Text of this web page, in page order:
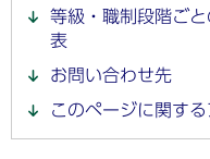
等級・職制段階ご
表
お問い合わせ先
このページに関す